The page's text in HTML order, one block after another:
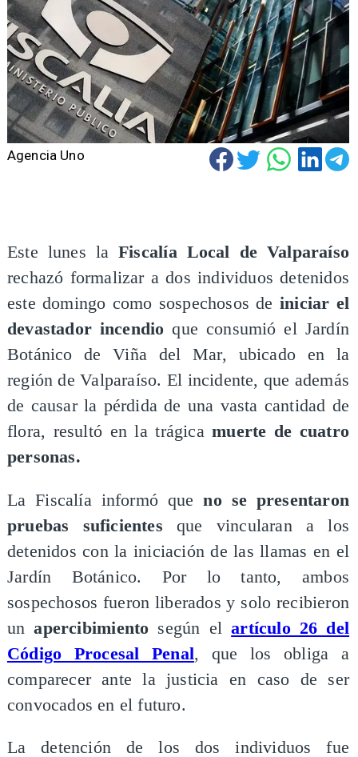
Agencia Uno
Este lunes laFiscalía Local de Valparaíso
rechazó formalizar a dos individuos detenidos
este domingo como sospechosos de iniciar el
devastador incendioque consumió el Jardín
Botánico de Viña del Mar, ubicado en la
región de Valparaíso. El incidente, que además
de causar la pérdida de una vasta cantidad de
flora, resultó en la trágicamuerte de cuatro
personas.
​La Fiscalía informó que no se presentaron
pruebas suficientes que vincularan a los
detenidos con la iniciación de las llamas en el
Jardín Botánico. Por lo tanto, ambos
sospechosos fueron liberados y solo recibieron
unapercibimiento según el artículo 26 del
Código Procesal Penal, que los obliga a
comparecer ante la justicia en caso de ser
convocados en el futuro.
​La detención de los dos individuos fue